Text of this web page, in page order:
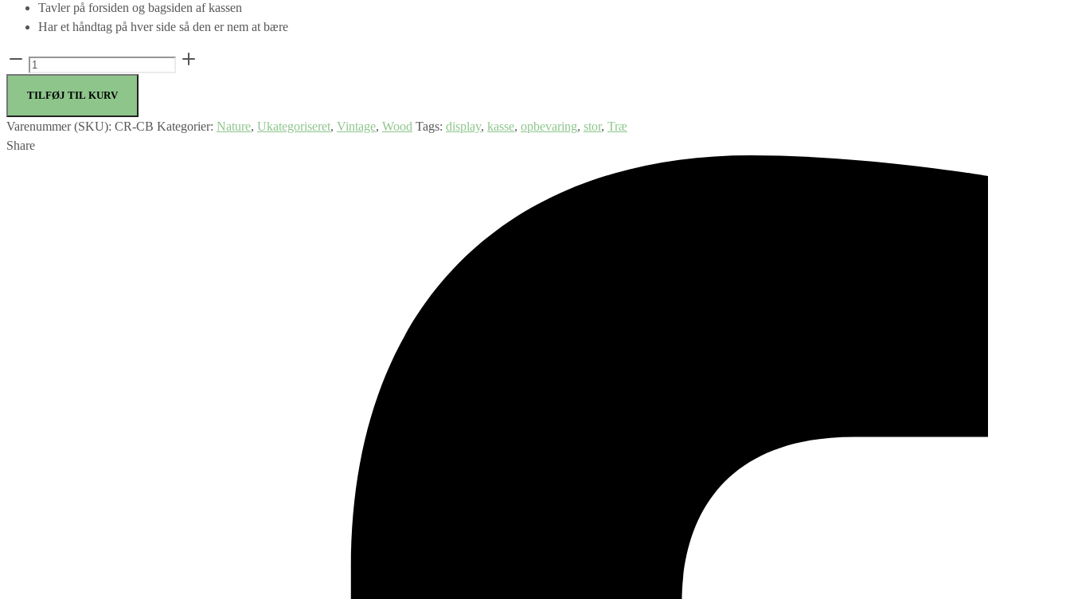
Tavler på forsiden og bagsiden af kassen
Har et håndtag på hver side så den er nem at bære
Securit®
VINTAGE
trækasse
med
tavle
antal
TILFØJ TIL KURV
Varenummer (SKU): CR-CB Kategorier: Nature, Ukategoriseret, Vintage, Wood Tags: display, kasse, opbevaring, stor, Træ
Share